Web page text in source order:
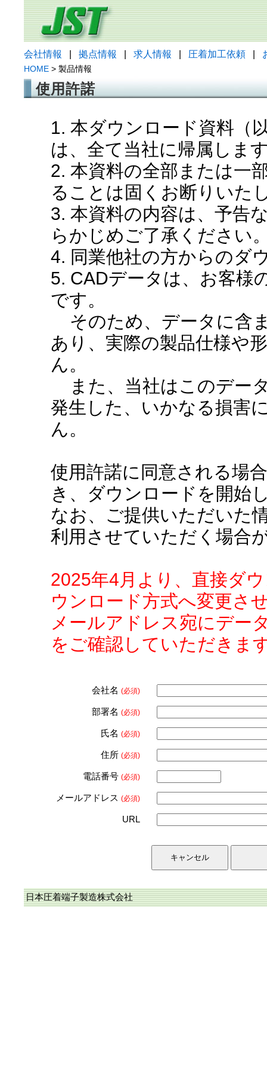
会社情報 拠点情報 求人情報 圧着加工依頼
HOME > 製品情報
使用許諾
1. 本ダウンロード資料（
は、全て当社に帰属しま
2. 本資料の全部または一
ることは固くお断りいた
3. 本資料の内容は、予告
らかじめご了承ください
4. 同業他社の方からのダ
5. CADデータは、お客様
です。
そのため、データに含
あり、実際の製品仕様や
ん。
また、当社はこのデー
発生した、いかなる損害
ん。
使用許諾に同意される場
き、ダウンロードを開始
なお、ご提供いただいた
利用させていただく場合
2025年4月より、直接ダ
ウンロード方式へ変更さ
メールアドレス宛にデー
をご確認していただきま
会社名 (必須)
部署名 (必須)
氏名 (必須)
住所 (必須)
電話番号 (必須)
メールアドレス (必須)
URL
日本圧着端子製造株式会社